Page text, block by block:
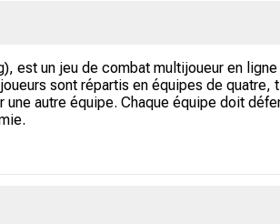
est un jeu de combat multijoueur en
sont répartis en équipes de quatre,
autre équipe. Chaque équipe doit